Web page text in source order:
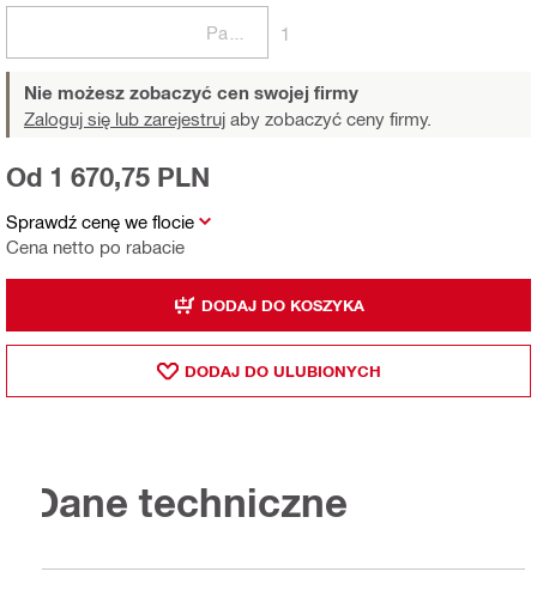
1
Nie możesz zobaczyć cen swojej firmy
Zaloguj się lub zarejestruj aby zobaczyć ceny firmy.
Sprawdź cenę we flocie
Cena netto po rabacie
Od 1 670,75 PLN
DODAJ DO KOSZYKA
DODAJ DO ULUBIONYCH
Dane techniczne